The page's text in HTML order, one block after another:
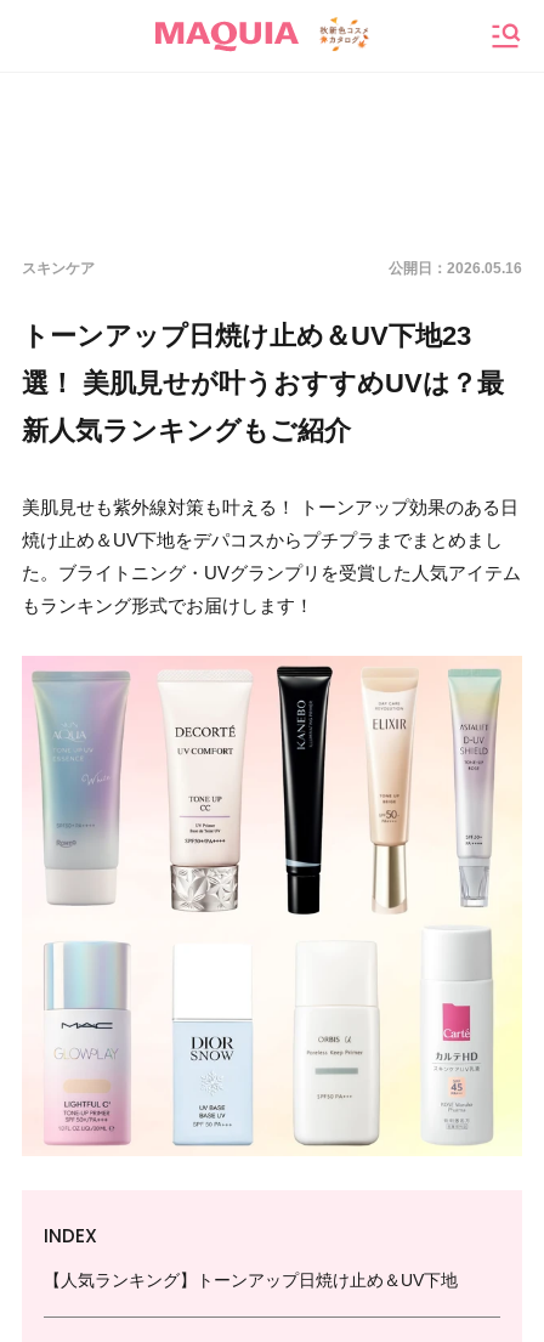
スキンケア 公開日： 2026.05.16
トーンアップ日焼け止め＆UV下地23
選！ 美肌見せが叶うおすすめUVは？最
新人気ランキングもご紹介
美肌見せも紫外線対策も叶える！ トーンアップ効果のある日
焼け止め＆UV下地をデパコスからプチプラまでまとめまし
た。ブライトニング・UVグランプリを受賞した人気アイテム
もランキング形式でお届けします！
INDEX
【人気ランキング】トーンアップ日焼け止め＆UV下地